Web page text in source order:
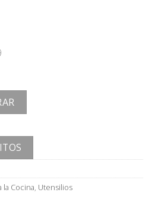
la Cocina, Utensilios